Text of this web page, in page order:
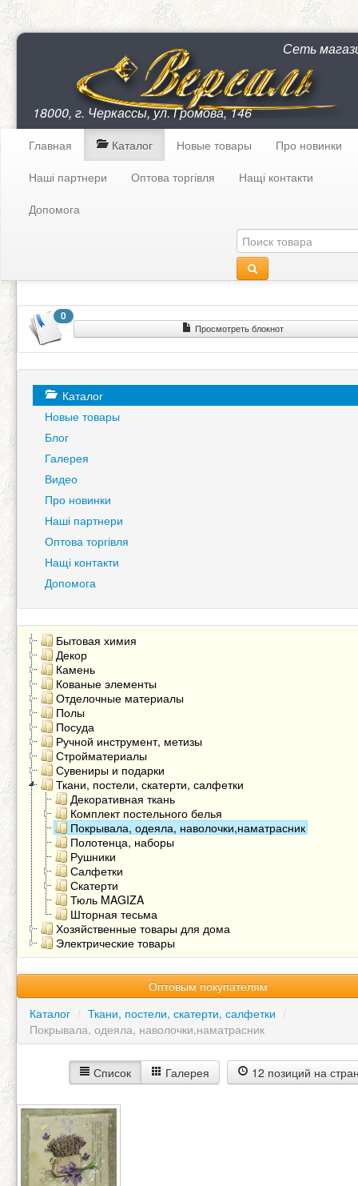
Сеть
18000, г. Черкассы, ул. Громова, 146
Главная Каталог Новые товары
Про новинки
Наші партнери
Оптова торгівля
Нащі контакти
Допомога
0
Просмотреть блокнот
Каталог
Новые товары
Блог
Галерея
Видео
Про новинки
Наші партнери
Оптова торгівля
Нащі контакти
Допомога
Бытовая химия
Декор
Камень
Кованые элементы
Отделочные материалы
Полы
Посуда
Ручной инструмент, метизы
Стройматериалы
Сувениры и подарки
Ткани, постели, скатерти, салфетки
Декоративная ткань
Комплект постельного белья
Покрывала, одеяла, наволочки,наматрасник
Полотенца, наборы
Рушники
Салфетки
Скатерти
Тюль MAGIZA
Шторная тесьма
Хозяйственные товары для дома
Электрические товары
Оптовым покупателям
Каталог / Ткани, постели, скатерти, салфетки /
Покрывала, одеяла, наволочки,наматрасник
Список Галерея 12 позиций на